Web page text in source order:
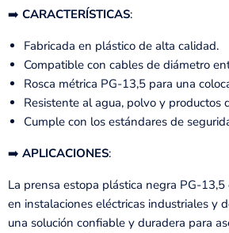
➡️ CARACTERÍSTICAS:
Fabricada en plástico de alta calidad.
Compatible con cables de diámetro
Rosca métrica PG-13,5 para una
Resistente al agua, polvo y productos
Cumple con los estándares de
➡️ APLICACIONES:
La prensa estopa plástica negra PG-
en instalaciones eléctricas industriales y
una solución confiable y duradera para